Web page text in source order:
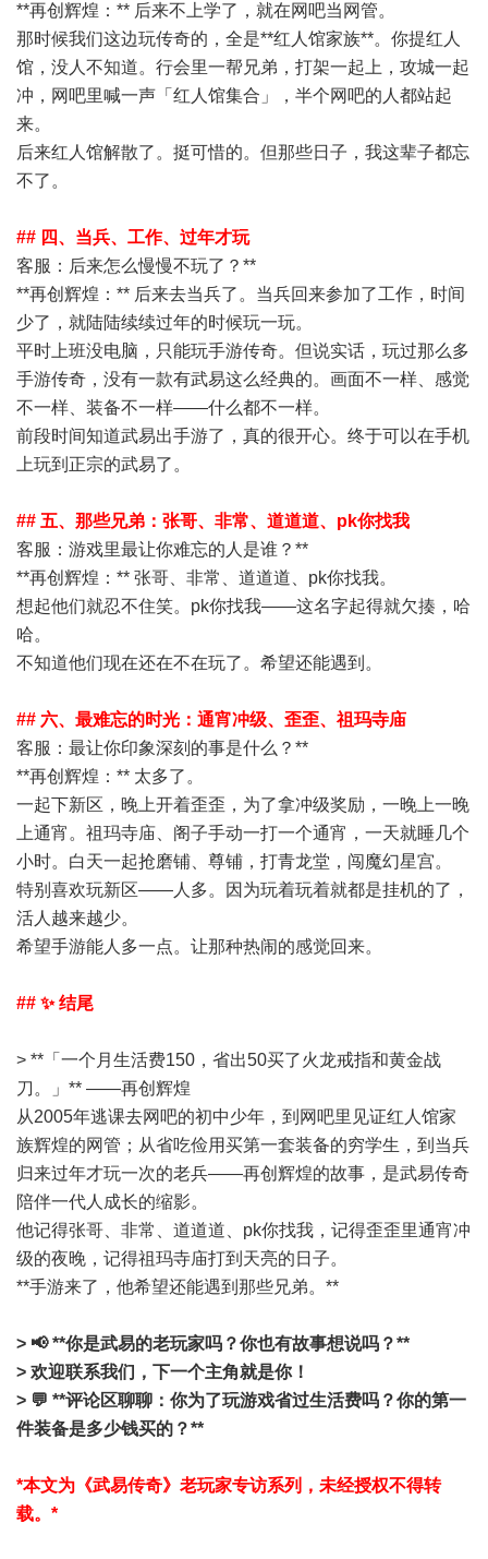
**再创辉煌：** 后来不上学了，就在网吧当网管。
那时候我们这边玩传奇的，全是**红人馆家族**。你提红人
馆，没人不知道。行会里一帮兄弟，打架一起上，攻城一起
冲，网吧里喊一声「红人馆集合」，半个网吧的人都站起
来。
后来红人馆解散了。挺可惜的。但那些日子，我这辈子都忘
不了。
## 四、当兵、工作、过年才玩
客服 ：后来怎么慢慢不玩了？**
**再创辉煌：** 后来去当兵了。当兵回来参加了工作，时间
少了，就陆陆续续过年的时候玩一玩。
平时上班没电脑，只能玩手游传奇。但说实话，玩过那么多
手游传奇，没有一款有武易这么经典的。画面不一样、感觉
不一样、装备不一样——什么都不一样。
前段时间知道武易出手游了，真的很开心。终于可以在手机
上玩到正宗的武易了。
## 五、那些兄弟：张哥、非常、道道道、pk你找我
客服 ：游戏里最让你难忘的人是谁？**
**再创辉煌：** 张哥、非常、道道道、pk你找我。
想起他们就忍不住笑。pk你找我——这名字起得就欠揍，哈
哈。
不知道他们现在还在不在玩了。希望还能遇到。
## 六、最难忘的时光：通宵冲级、歪歪、祖玛寺庙
客服 ：最让你印象深刻的事是什么？**
**再创辉煌：** 太多了。
一起下新区，晚上开着歪歪，为了拿冲级奖励，一晚上一晚
上通宵。祖玛寺庙、阁子手动一打一个通宵，一天就睡几个
小时。白天一起抢磨铺、尊铺，打青龙堂，闯魔幻星宫。
特别喜欢玩新区——人多。因为玩着玩着就都是挂机的了，
活人越来越少。
希望手游能人多一点。让那种热闹的感觉回来。
## ✨ 结尾
> **「一个月生活费150，省出50买了火龙戒指和黄金战
刀。」** ——再创辉煌
从2005年逃课去网吧的初中少年，到网吧里见证红人馆家
族辉煌的网管；从省吃俭用买第一套装备的穷学生，到当兵
归来过年才玩一次的老兵——再创辉煌的故事，是武易传奇
陪伴一代人成长的缩影。
他记得张哥、非常、道道道、pk你找我，记得歪歪里通宵冲
级的夜晚，记得祖玛寺庙打到天亮的日子。
**手游来了，他希望还能遇到那些兄弟。**
> 📢 **你是武易的老玩家吗？你也有故事想说吗？**
> 欢迎联系我们，下一个主角就是你！
> 💬 **评论区聊聊：你为了玩游戏省过生活费吗？你的第一
件装备是多少钱买的？**
*本文为《武易传奇》老玩家专访系列，未经授权不得转
载。*